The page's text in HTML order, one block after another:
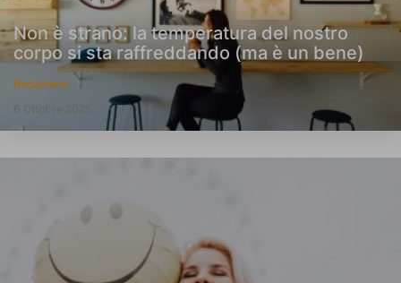
Non è strano: la temperatura del nostro
corpo si sta raffreddando (ma è un bene)
Redazione